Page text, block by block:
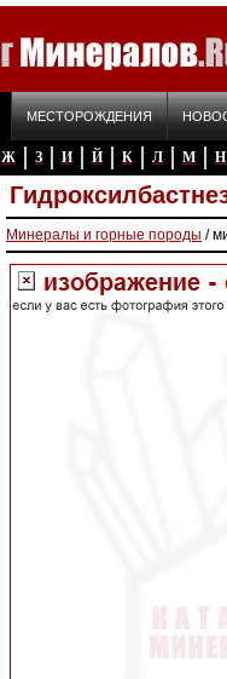
МЕСТОРОЖДЕНИЯ
Ж З И Й К Л М Н
Минералы и горные породы /